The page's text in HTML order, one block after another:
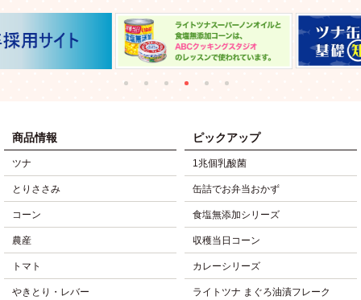
商品情報
ツナ
とりささみ
コーン
農産
トマト
やきとり・レバー
ピックアップ
1兆個乳酸菌
缶詰でお弁当おかず
食塩無添加シリーズ
収穫当日コーン
カレーシリーズ
ライトツナ まぐろ油漬フレーク